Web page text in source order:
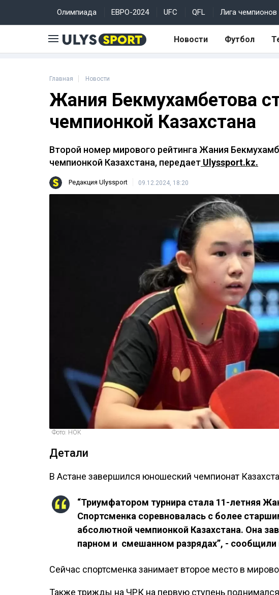
Олимпиада ЕВРО-2024 UFC QFL Лига чемпионов
Новости Футбол
Главная Новости
Жания Бекмухамбетова
чемпионкой Казахстана
Второй номер мирового рейтинга Жания
чемпионкой Казахстана, передает Ulyssport.kz.
Редакция Ulyssport 09.12.2024, 18:20
Фото: НОК
Детали
В Астане завершился юношеский чемпионат
“Триумфатором турнира стала 11-летняя
Спортсменка соревновалась с более
абсолютной чемпионкой Казахстана. Она
парном и смешанном разрядах”, - сообщили
Сейчас спортсменка занимает второе место в
Также трижды на ЧРК на первую ступень